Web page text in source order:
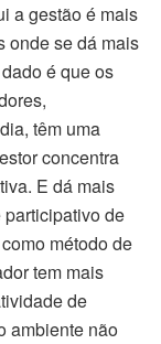
a gestão é mais
onde se dá mais
é que os
têm uma
concentra
E dá mais
de
método de
tem mais
de
ambiente não